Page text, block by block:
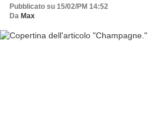
Pubblicato su 15/02/PM 14:52
Da Max